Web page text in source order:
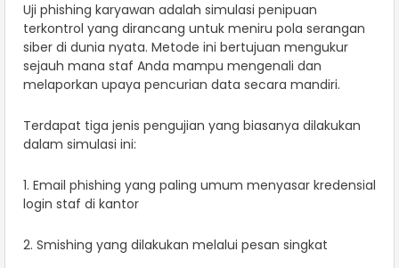
Uji phishing karyawan adalah simulasi penipuan
terkontrol yang dirancang untuk meniru pola serangan
siber di dunia nyata. Metode ini bertujuan mengukur
sejauh mana staf Anda mampu mengenali dan
melaporkan upaya pencurian data secara mandiri.
Terdapat tiga jenis pengujian yang biasanya dilakukan
dalam simulasi ini:
1. Email phishing yang paling umum menyasar kredensial
login staf di kantor
2. Smishing yang dilakukan melalui pesan singkat